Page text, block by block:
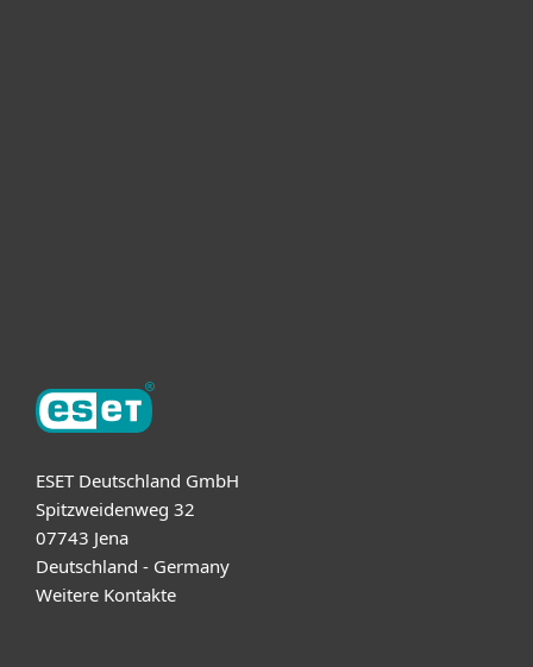
ESET Deutschland GmbH
Spitzweidenweg 32
07743 Jena
Deutschland - Germany
Weitere Kontakte